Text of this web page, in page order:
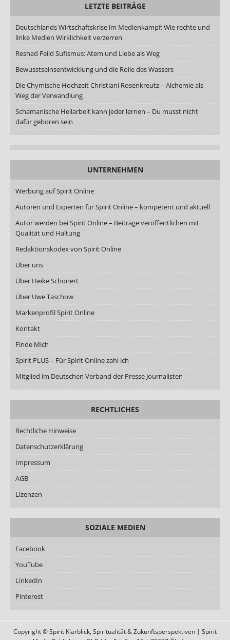
LETZTE BEITRÄGE
Deutschlands Wirtschaftskrise im Medienkampf: Wie rechte und
linke Medien Wirklichkeit verzerren
Reshad Feild Sufismus: Atem und Liebe als Weg
Bewusstseinsentwicklung und die Rolle des Wassers
Die Chymische Hochzeit Christiani Rosenkreutz – Alchemie als
Weg der Verwandlung
Schamanische Heilarbeit kann jeder lernen – Du musst nicht
dafür geboren sein
UNTERNEHMEN
Werbung auf Spirit Online
Autoren und Experten für Spirit Online – kompetent und aktuell
Autor werden bei Spirit Online – Beiträge veröffentlichen mit
Qualität und Haltung
Redaktionskodex von Spirit Online
Über uns
Über Heike Schonert
Über Uwe Taschow
Markenprofil Spirit Online
Kontakt
Finde Mich
Spirit PLUS – Für Spirit Online zahl ich
Mitglied im Deutschen Verband der Presse Journalisten
RECHTLICHES
Rechtliche Hinweise
Datenschutzerklärung
Impressum
AGB
Lizenzen
SOZIALE MEDIEN
Facebook
YouTube
LinkedIn
Pinterest
Copyright © Spirit Klarblick, Spiritualität & Zukunftsperspektiven | Spirit